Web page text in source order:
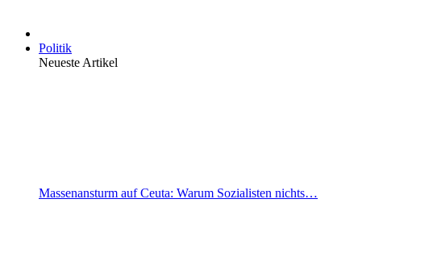
Politik
Neueste Artikel
Massenansturm auf Ceuta: Warum Sozialisten nichts…